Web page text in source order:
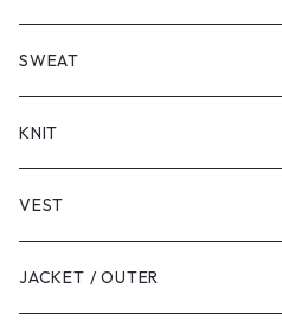
LONG SLEEVE
SHORT SLEEVE
LONG SLEEVE
SWEAT
KNIT
VEST
JACKET / OUTER